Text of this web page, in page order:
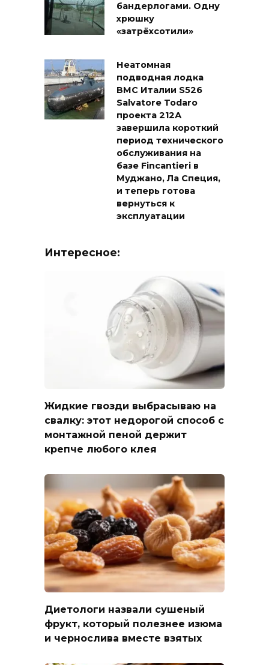
бандерлогами. Одну
хрюшку
«затрёхсотили»
Неатомная
подводная лодка
ВМС Италии S526
Salvatore Todaro
проекта 212А
завершила короткий
период технического
обслуживания на
базе Fincantieri в
Муджано, Ла Специя,
и теперь готова
вернуться к
эксплуатации
Интересное:
Жидкие гвозди выбрасываю на
свалку: этот недорогой способ с
монтажной пеной держит
крепче любого клея
Диетологи назвали сушеный
фрукт, который полезнее изюма
и чернослива вместе взятых